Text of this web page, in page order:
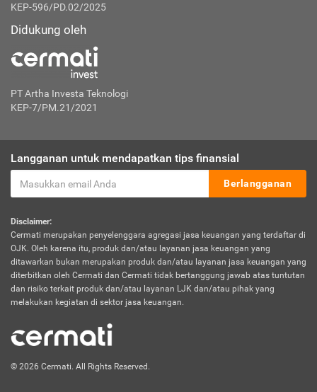
KEP-596/PD.02/2025
Didukung oleh
PT Artha Investa Teknologi
KEP-7/PM.21/2021
Langganan untuk mendapatkan tips finansial
Berlangganan
Disclaimer:
Cermati merupakan penyelenggara agregasi jasa keuangan yang terdaftar di
OJK. Oleh karena itu, produk dan/atau layanan jasa keuangan yang
ditawarkan bukan merupakan produk dan/atau layanan jasa keuangan yang
diterbitkan oleh Cermati dan Cermati tidak bertanggung jawab atas tuntutan
dan risiko terkait produk dan/atau layanan LJK dan/atau pihak yang
melakukan kegiatan di sektor jasa keuangan.
© 2026 Cermati. All Rights Reserved.